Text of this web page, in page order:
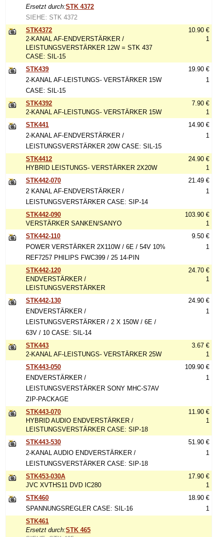
Ersetzt durch:STK 4372
SIEHE: STK 4372
STK4372
2-KANAL AF-ENDVERSTÄRKER /
LEISTUNGSVERSTÄRKER 12W = STK 437
CASE: SIL-15
10.90 €
1
STK439
2-KANAL AF-LEISTUNGS- VERSTÄRKER 15W
CASE: SIL-15
19.90 €
1
STK4392
2-KANAL AF-LEISTUNGS- VERSTÄRKER 15W
7.90 €
1
STK441
2-KANAL AF-ENDVERSTÄRKER /
LEISTUNGSVERSTÄRKER 20W CASE: SIL-15
14.90 €
1
STK4412
HYBRID LEISTUNGS- VERSTÄRKER 2X20W
24.90 €
1
STK442-070
2 KANAL AF-ENDVERSTÄRKER /
LEISTUNGSVERSTÄRKER CASE: SIP-14
21.49 €
1
STK442-090
VERSTÄRKER SANKEN/SANYO
103.90 €
1
STK442-110
POWER VERSTÄRKER 2X110W / 6E / 54V 10%
REF7257 PHILIPS FWC399 / 25 14-PIN
9.50 €
1
STK442-120
ENDVERSTÄRKER /
LEISTUNGSVERSTÄRKER
24.70 €
1
STK442-130
ENDVERSTÄRKER /
LEISTUNGSVERSTÄRKER / 2 X 150W / 6E /
63V / 10 CASE: SIL-14
24.90 €
1
STK443
2-KANAL AF-LEISTUNGS- VERSTÄRKER 25W
3.67 €
1
STK443-050
ENDVERSTÄRKER /
LEISTUNGSVERSTÄRKER SONY MHC-S7AV
ZIP-PACKAGE
109.90 €
1
STK443-070
HYBRID AUDIO ENDVERSTÄRKER /
LEISTUNGSVERSTÄRKER CASE: SIP-18
11.90 €
1
STK443-530
2-KANAL AUDIO ENDVERSTÄRKER /
LEISTUNGSVERSTÄRKER CASE: SIP-18
51.90 €
1
STK453-030A
JVC XVTHS11 DVD IC280
17.90 €
1
STK460
SPANNUNGSREGLER CASE: SIL-16
18.90 €
1
STK461
Ersetzt durch:STK 465